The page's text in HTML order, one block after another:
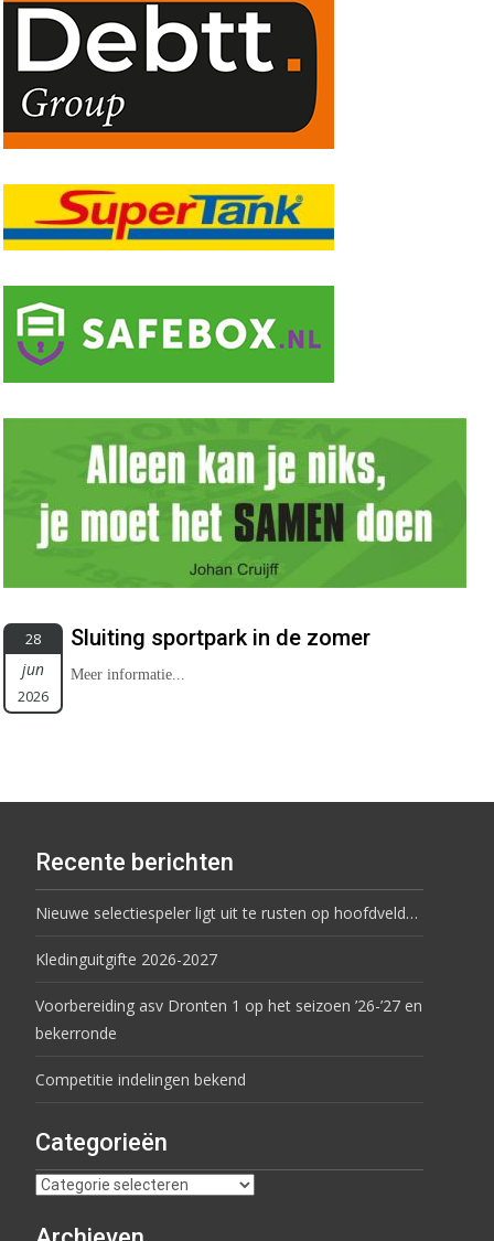
28
jun
2026
Sluiting sportpark in de zomer
Meer informatie...
Recente berichten
Nieuwe selectiespeler ligt uit te rusten op hoofdveld…
Kledinguitgifte 2026-2027
Voorbereiding asv Dronten 1 op het seizoen ’26-’27 en
bekerronde
Competitie indelingen bekend
Categorieën